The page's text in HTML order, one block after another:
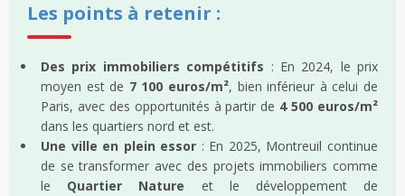
Les points à retenir :
Des prix immobiliers compétitifs : En 2024, le prix
moyen est de 7 100 euros/m², bien inférieur à celui de
Paris, avec des opportunités à partir de 4 500 euros/m²
dans les quartiers nord et est.
Une ville en plein essor : En 2025, Montreuil continue
de se transformer avec des projets immobiliers comme
le Quartier Nature et le développement de